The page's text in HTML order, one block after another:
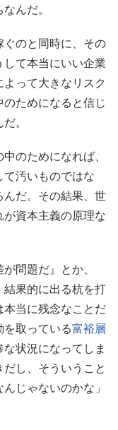
んだ。
のと同時に、その
て本当にいい企業
って大きなリスク
ためになると信じ
。
のためになれば、
汚いものではな
んだ。その結果、世
資本主義の原理な
問題だ』とか、
結果的に出る杭を打
当に残念なことだ
取っている富裕層
状況になってしま
し、そういうこと
じゃないのかな」